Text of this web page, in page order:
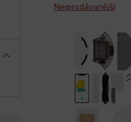
Nejprodávanější